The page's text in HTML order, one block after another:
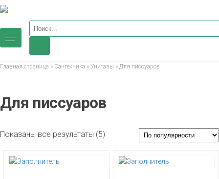
Поиск товаров
Главная страница » Сантехника » Унитазы » Для писсуаров
Для писсуаров
Показаны все результаты (5) Сортировка: по популярности